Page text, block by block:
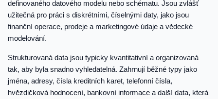
definovaného datového modelu nebo schématu. Jsou zvlášť
užitečná pro práci s diskrétními, číselnými daty, jako jsou
finanční operace, prodeje a marketingové údaje a vědecké
modelování.
Strukturovaná data jsou typicky kvantitativní a organizovaná
tak, aby byla snadno vyhledatelná. Zahrnují běžné typy jako
jména, adresy, čísla kreditních karet, telefonní čísla,
hvězdičková hodnocení, bankovní informace a další data, která